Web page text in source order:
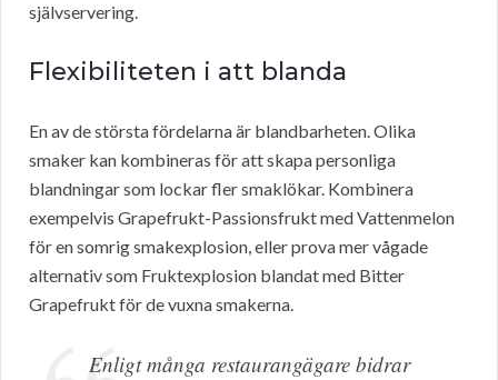
självservering.
Flexibiliteten i att blanda
En av de största fördelarna är blandbarheten. Olika
smaker kan kombineras för att skapa personliga
blandningar som lockar fler smaklökar. Kombinera
exempelvis Grapefrukt-Passionsfrukt med Vattenmelon
för en somrig smakexplosion, eller prova mer vågade
alternativ som Fruktexplosion blandat med Bitter
Grapefrukt för de vuxna smakerna.
Enligt många restaurangägare bidrar